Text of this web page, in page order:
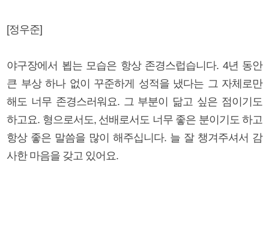
[정우준]
야구장에서 뵙는 모습은 항상 존경스럽습니다. 4년 동안
큰 부상 하나 없이 꾸준하게 성적을 냈다는 그 자체로만
해도 너무 존경스러워요. 그 부분이 닮고 싶은 점이기도
하고요. 형으로서도, 선배로서도 너무 좋은 분이기도 하고
항상 좋은 말씀을 많이 해주십니다. 늘 잘 챙겨주셔서 감
사한 마음을 갖고 있어요.